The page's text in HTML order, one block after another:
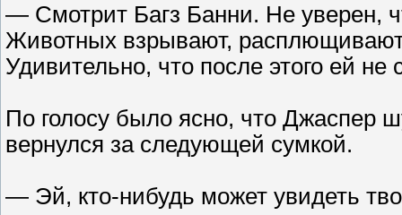
— Смотрит Багз Банни. Не уверен,
Животных взрывают, расплющивают
Удивительно, что после этого ей
По голосу было ясно, что Джаспер
вернулся за следующей сумкой.
— Эй, кто-нибудь может увидеть